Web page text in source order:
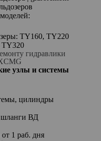
TY160, TY220
TY320
гидравлики
узлы и системы
цилиндры
шланги ВД
1 раб. дня